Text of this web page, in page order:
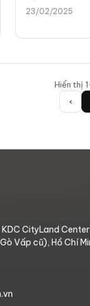
cách hiện…
23/02/2025
Hiển thị
‹
CityLand Center
Vấp cũ), Hồ Chí